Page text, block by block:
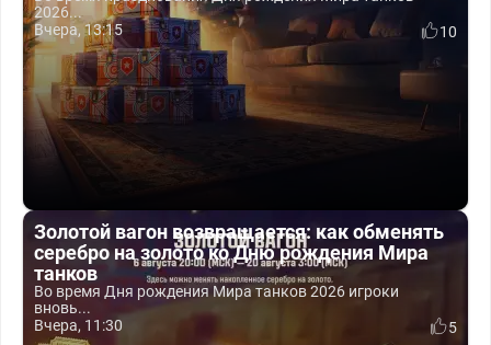
2026...
Вчера, 13:15
10
Золотой вагон возвращается: как обменять
серебро на золото ко Дню рождения Мира
танков
Во время Дня рождения Мира танков 2026 игроки
вновь...
Вчера, 11:30
5